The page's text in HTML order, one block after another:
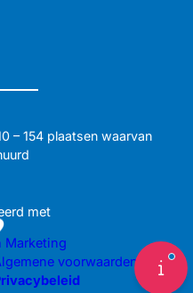
– 154 plaatsen waarvan
met
Marketing
voorwaarden